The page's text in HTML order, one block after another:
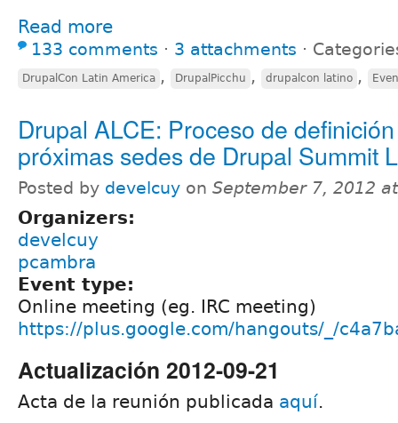
Read more
133 comments ⋅ 3 attachments ⋅
DrupalCon Latin America , DrupalPicchu , drupalcon latino ,
Drupal ALCE: Proceso de
próximas sedes de Drupal Summit
Posted by develcuy on September 7, 2012
Organizers:
develcuy
pcambra
Event type:
Online meeting (eg. IRC meeting)
https://plus.google.com/hangouts/_/
Actualización 2012-09-21
Acta de la reunión publicada aquí.